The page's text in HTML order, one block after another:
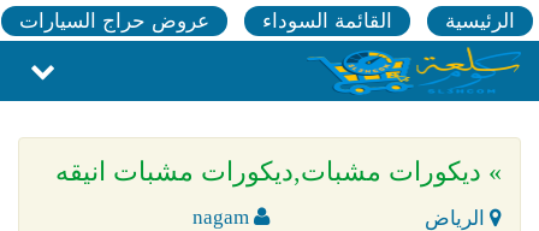
الرئيسية القائمة السوداء عروض حراج السيارات
» ديكورات مشبات,ديكورات مشبات انيقه
الرياض